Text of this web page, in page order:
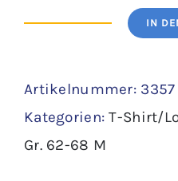
68
Menge
IN
Artikelnummer: 3357
Kategorien:T-Shirt/
Gr. 62-68 M